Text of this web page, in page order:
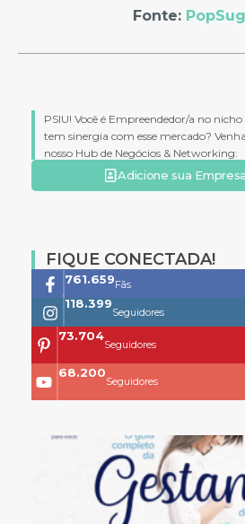
Fonte:
PSIU! Você é Empreendedor/a no
tem sinergia com esse mercado?
nosso Hub de Negócios & Networking:
Adicione sua
FIQUE CONECTADA!
761.659Fãs
118.399
Seguidores
73.704
Seguidores
68.200
Seguidores